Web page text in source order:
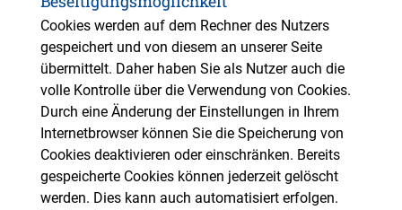
Cookies werden auf dem Rechner des Nutzers
gespeichert und von diesem an unserer Seite
übermittelt. Daher haben Sie als Nutzer auch die
volle Kontrolle über die Verwendung von Cookies.
Durch eine Änderung der Einstellungen in Ihrem
Internetbrowser können Sie die Speicherung von
Cookies deaktivieren oder einschränken. Bereits
gespeicherte Cookies können jederzeit gelöscht
werden. Dies kann auch automatisiert erfolgen.